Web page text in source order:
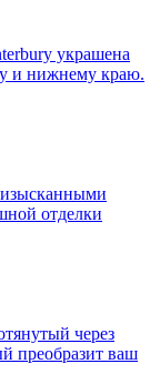
украшена
и нижнему краю.
отделки
через
преобразит ваш